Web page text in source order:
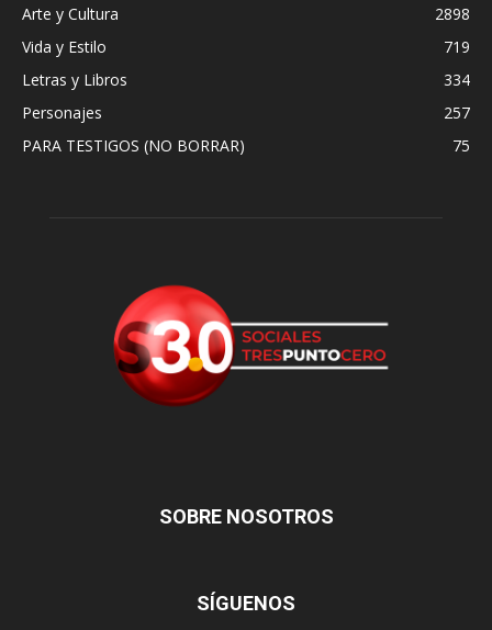
Arte y Cultura
2898
Vida y Estilo
719
Letras y Libros
334
Personajes
257
PARA TESTIGOS (NO BORRAR)
75
SOBRE NOSOTROS
SÍGUENOS